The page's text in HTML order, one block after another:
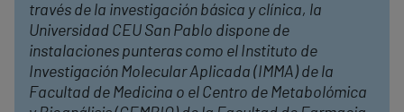
través de la investigación básica y clínica, la
Universidad CEU San Pablo dispone de
instalaciones punteras como el Instituto de
Investigación Molecular Aplicada (IMMA) de la
Facultad de Medicina o el Centro de Metabolómica